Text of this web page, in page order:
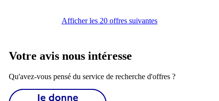
Afficher les 20 offres suivantes
Votre avis nous intéresse
Qu'avez-vous pensé du service de recherche d'offres ?